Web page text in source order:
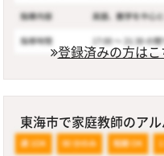
登録済みの方は
東海市で家庭教師のア